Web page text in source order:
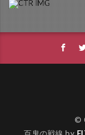
©
百鬼の戦線 by